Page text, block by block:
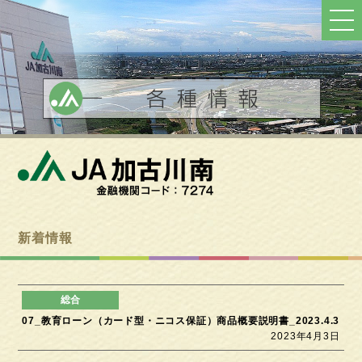
新着情報
07_教育ローン（カード型・ニコス保証）商品概要説明書_2023.4.3
2023年4月3日